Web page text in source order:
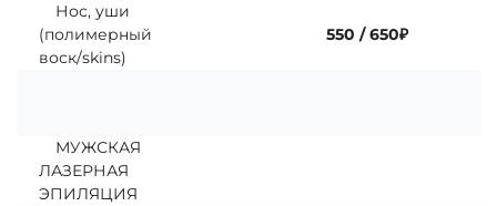
Нос, уши
(полимерный
воск/skins)
550 / 650₽
МУЖСКАЯ
ЛАЗЕРНАЯ
ЭПИЛЯЦИЯ